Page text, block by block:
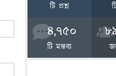
টি প্রশ্ন
4,750
টি মন্তব্য